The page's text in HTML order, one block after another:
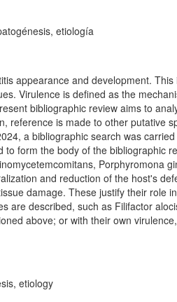
etiología
appearance and development.
Virulence is defined as the
bibliographic review aims to
reference is made to other putative
a bibliographic search was
form the body of the bibliographic
Porphyromona
and reduction of the host's
damage. These justify their role
are described, such as Filifactor
above; or with their own
etiology